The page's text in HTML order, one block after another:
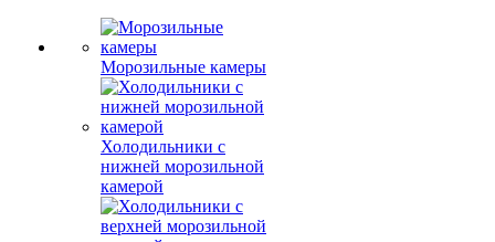
Морозильные камеры
Холодильники с
нижней морозильной
камерой